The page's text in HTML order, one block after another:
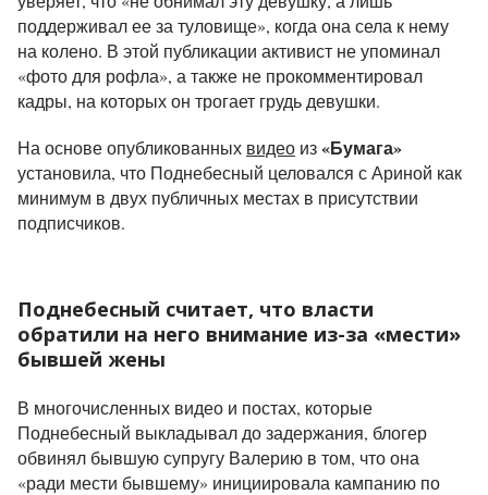
поддерживал ее за туловище», когда она села к нему
на колено. В этой публикации активист не упоминал
«фото для рофла», а также не прокомментировал
кадры, на которых он трогает грудь девушки.
На основе опубликованных видео из«Бумага»
установила, что Поднебесный целовался с Ариной как
минимум в двух публичных местах в присутствии
подписчиков.
Поднебесный считает, что власти
обратили на него внимание из-за «мести»
бывшей жены
В многочисленных видео и постах, которые
Поднебесный выкладывал до задержания, блогер
обвинял бывшую супругу Валерию в том, что она
«ради мести бывшему» инициировала кампанию по